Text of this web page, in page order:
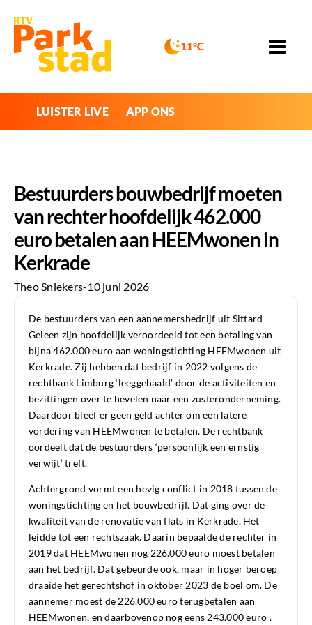
11°C
LUISTER LIVE APP ONS
Bestuurders bouwbedrijf moeten
van rechter hoofdelijk 462.000
euro betalen aan HEEMwonen in
Kerkrade
Theo Sniekers-10 juni 2026
De bestuurders van een aannemersbedrijf uit Sittard-
Geleen zijn hoofdelijk veroordeeld tot een betaling van
bijna 462.000 euro aan woningstichting HEEMwonen uit
Kerkrade. Zij hebben dat bedrijf in 2022 volgens de
rechtbank Limburg ‘leeggehaald’ door de activiteiten en
bezittingen over te hevelen naar een zusteronderneming.
Daardoor bleef er geen geld achter om een latere
vordering van HEEMwonen te betalen. De rechtbank
oordeelt dat de bestuurders ‘persoonlijk een ernstig
verwijt’ treft.
Achtergrond vormt een hevig conflict in 2018 tussen de
woningstichting en het bouwbedrijf. Dat ging over de
kwaliteit van de renovatie van flats in Kerkrade. Het
leidde tot een rechtszaak. Daarin bepaalde de rechter in
2019 dat HEEMwonen nog 226.000 euro moest betalen
aan het bedrijf. Dat gebeurde ook, maar in hoger beroep
draaide het gerechtshof in oktober 2023 de boel om. De
aannemer moest de 226.000 euro terugbetalen aan
HEEMwonen, en daarbovenop nog eens 243.000 euro .